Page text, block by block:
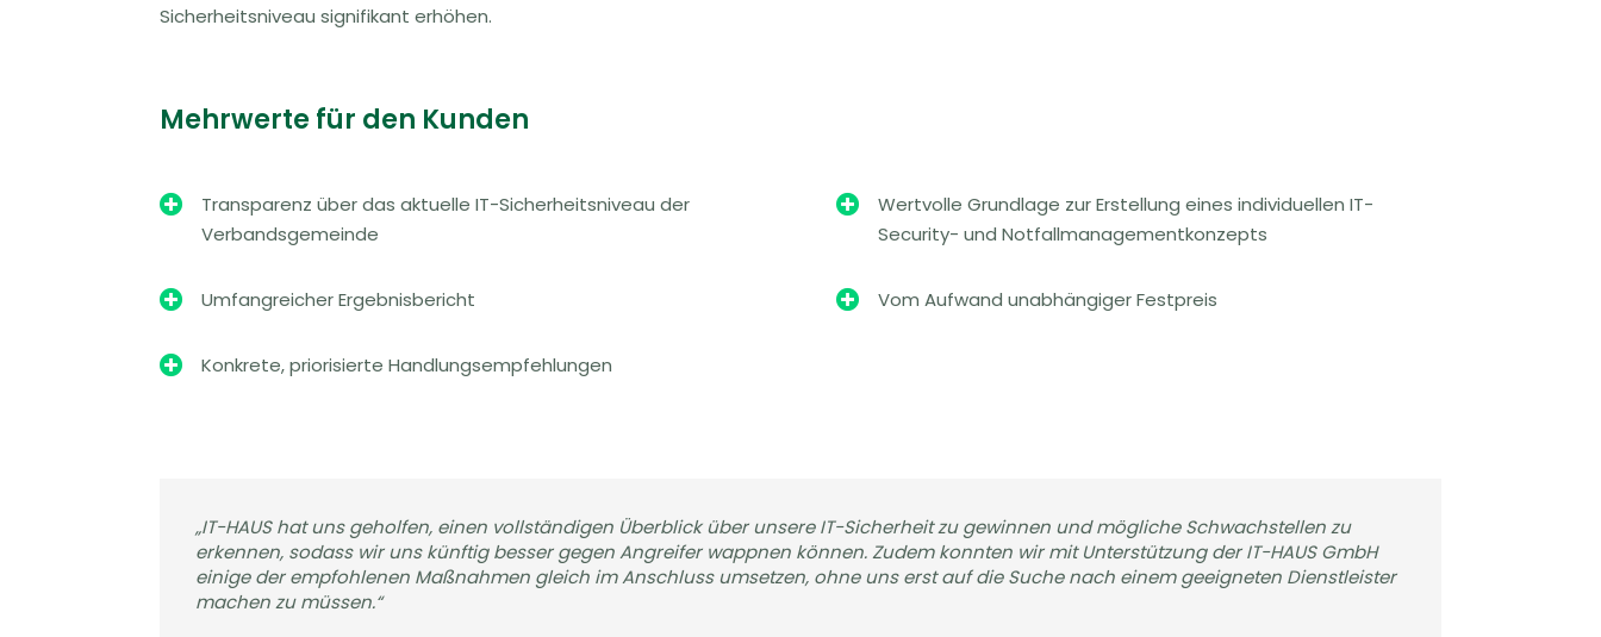
Sicherheitsniveau signifikant erhöhen.
Mehrwerte für den Kunden

Transparenz über das aktuelle IT-Sicherheitsniveau der
Verbandsgemeinde
 Umfangreicher Ergebnisbericht
 Konkrete, priorisierte Handlungsempfehlungen

Wertvolle Grundlage zur Erstellung eines individuellen IT-
Security- und Notfallmanagementkonzepts
 Vom Aufwand unabhängiger Festpreis
„IT-HAUS hat uns geholfen, einen vollständigen Überblick über unsere IT-Sicherheit zu gewinnen und mögliche Schwachstellen zu
erkennen, sodass wir uns künftig besser gegen Angreifer wappnen können. Zudem konnten wir mit Unterstützung der IT-HAUS GmbH
einige der empfohlenen Maßnahmen gleich im Anschluss umsetzen, ohne uns erst auf die Suche nach einem geeigneten Dienstleister
machen zu müssen.“